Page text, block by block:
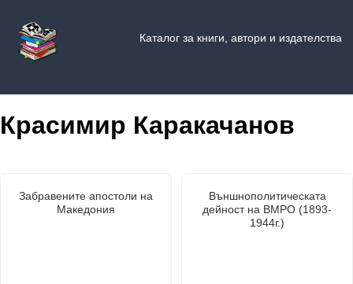
Каталог за книги, автори и издателства
Красимир Каракачанов
Забравените апостоли на
Македония
Външнополитическата
дейност на ВМРО (1893-
1944г.)